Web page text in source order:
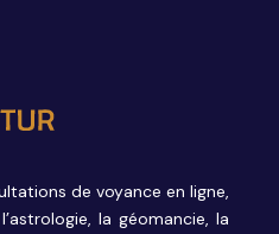
de voyance en ligne,
la géomancie, la